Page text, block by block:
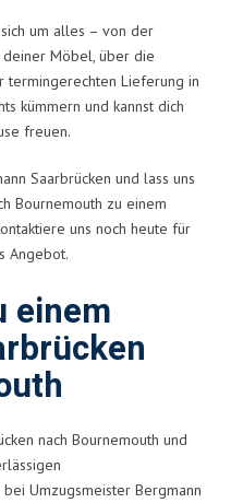
um alles – von der
deiner Möbel, über die
termingerechten Lieferung in
kümmern und kannst dich
freuen.
Saarbrücken und lass uns
Bournemouth zu einem
uns noch heute für
Angebot.
einem
nach Bournemouth und
Umzugsmeister Bergmann